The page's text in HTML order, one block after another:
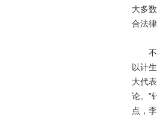
大多
合法
不过
以计
大代
论。”
点，